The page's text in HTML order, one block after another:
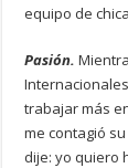
equipo de
Pasión.
trabajar más
me contagió
dije: yo quiero